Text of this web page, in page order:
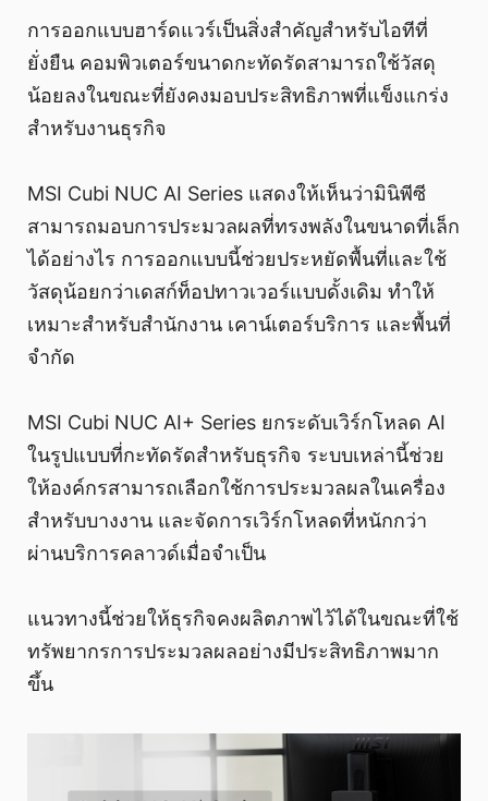
การออกแบบฮาร์ดแวร์เป็นสิ่งสำคัญสำหรับไอทีที่
ยั่งยืน คอมพิวเตอร์ขนาดกะทัดรัดสามารถใช้วัสดุ
น้อยลงในขณะที่ยังคงมอบประสิทธิภาพที่แข็งแกร่ง
สำหรับงานธุรกิจ
MSI Cubi NUC AI Series แสดงให้เห็นว่ามินิพีซี
สามารถมอบการประมวลผลที่ทรงพลังในขนาดที่เล็ก
ได้อย่างไร การออกแบบนี้ช่วยประหยัดพื้นที่และใช้
วัสดุน้อยกว่าเดสก์ท็อปทาวเวอร์แบบดั้งเดิม ทำให้
เหมาะสำหรับสำนักงาน เคาน์เตอร์บริการ และพื้นที่
จำกัด
MSI Cubi NUC AI+ Series ยกระดับเวิร์กโหลด AI
ในรูปแบบที่กะทัดรัดสำหรับธุรกิจ ระบบเหล่านี้ช่วย
ให้องค์กรสามารถเลือกใช้การประมวลผลในเครื่อง
สำหรับบางงาน และจัดการเวิร์กโหลดที่หนักกว่า
ผ่านบริการคลาวด์เมื่อจำเป็น
แนวทางนี้ช่วยให้ธุรกิจคงผลิตภาพไว้ได้ในขณะที่ใช้
ทรัพยากรการประมวลผลอย่างมีประสิทธิภาพมาก
ขึ้น